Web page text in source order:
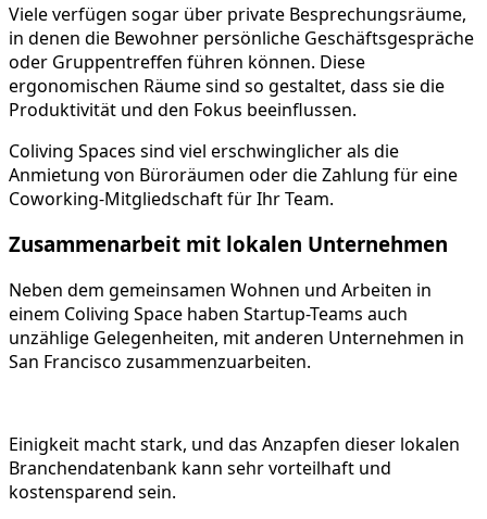
Viele verfügen sogar über private Besprechungsräume,
in denen die Bewohner persönliche Geschäftsgespräche
oder Gruppentreffen führen können. Diese
ergonomischen Räume sind so gestaltet, dass sie die
Produktivität und den Fokus beeinflussen.
Coliving Spaces sind viel erschwinglicher als die
Anmietung von Büroräumen oder die Zahlung für eine
Coworking-Mitgliedschaft für Ihr Team.
Zusammenarbeit mit lokalen Unternehmen
Neben dem gemeinsamen Wohnen und Arbeiten in
einem Coliving Space haben Startup-Teams auch
unzählige Gelegenheiten, mit anderen Unternehmen in
San Francisco zusammenzuarbeiten.
Einigkeit macht stark, und das Anzapfen dieser lokalen
Branchendatenbank kann sehr vorteilhaft und
kostensparend sein.